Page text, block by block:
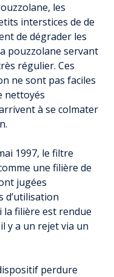
les
interstices de de
de dégrader les
pouzzolane servant
régulier. Ces
ne sont pas faciles
nettoyés
à se colmater
1997, le filtre
une filière de
jugées
d’utilisation
la filière est rendue
y a un rejet via un
perdure